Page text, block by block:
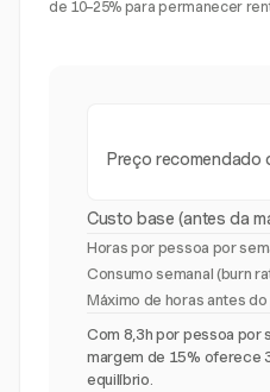
de 10–25% para permanecer
Preço recomendado
Custo base (antes da
Horas por pessoa por
Consumo semanal (burn
Máximo de horas antes
Com 8,3h por pessoa por
margem de 15% oferece
equilíbrio.